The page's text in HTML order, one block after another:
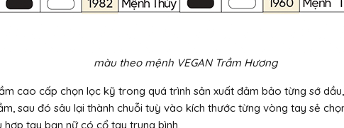
màu theo mệnh VEGAN Trầm Hương
cao cấp chọn lọc kỹ trong quá trình sản xuất đảm bảo từng sớ
sau đó sâu lại thành chuỗi tuỳ vào kích thước từng vòng tay sẻ
hợp tay bạn nữ có cổ tay trung bình.